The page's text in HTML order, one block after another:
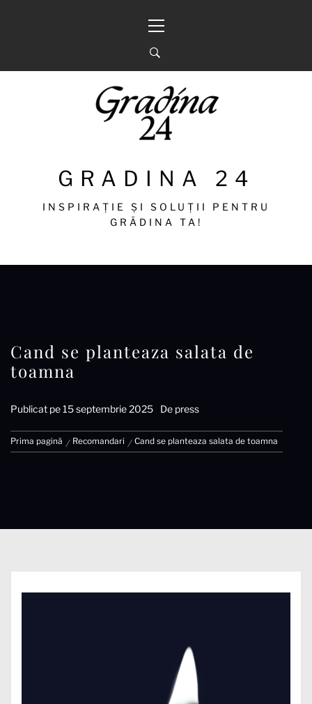
principal
GRADINA 24
INSPIRAȚIE ȘI SOLUȚII PENTRU
GRĂDINA TA!
Cand se planteaza salata de
toamna
Publicat pe15 septembrie 2025 De press
Prima pagină Recomandari Cand se planteaza salata de toamna